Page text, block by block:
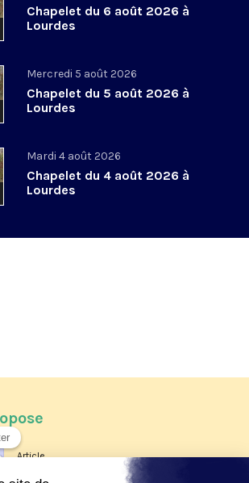
Chapelet du 6 août 2026 à
Lourdes
Mercredi 5 août 2026
Chapelet du 5 août 2026 à
Lourdes
Mardi 4 août 2026
Chapelet du 4 août 2026 à
Lourdes
Article
Les reportages d'été 2026 de KTO